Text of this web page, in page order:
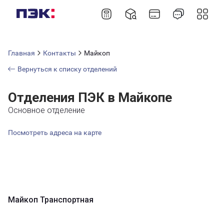
Главная Контакты
Майкоп
Вернуться к списку отделений
Отделения ПЭК в Майкопе
Основное отделение
Посмотреть адреса на карте
Майкоп Транспортная